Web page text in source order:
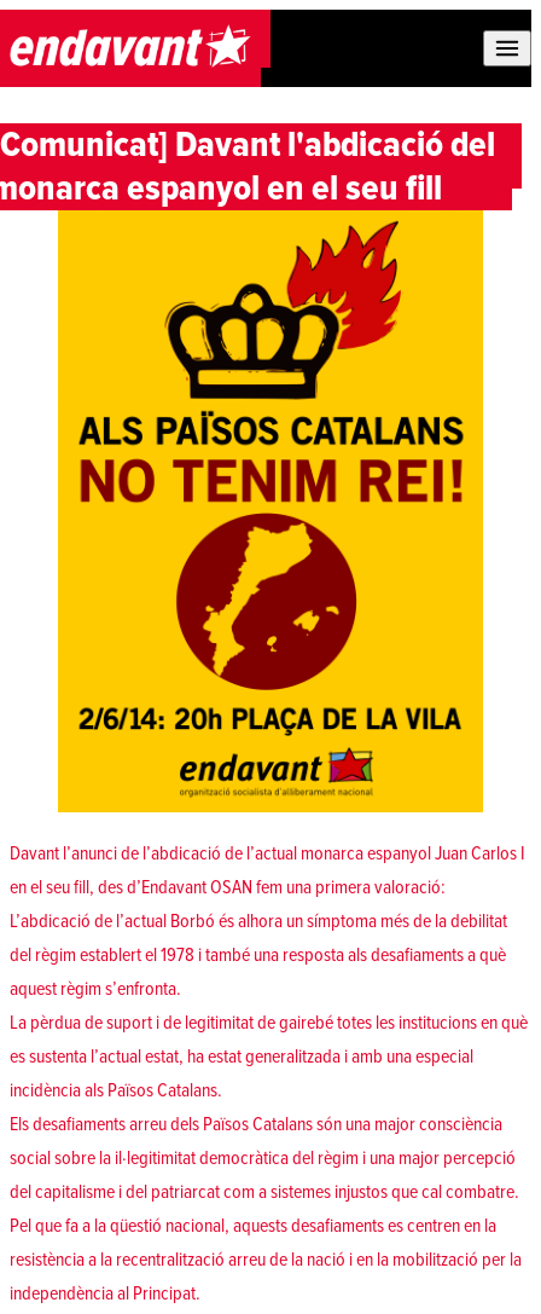
Skip to content
Davant l'abdicació del
espanyol en el seu fill
Davant l’anunci de l’abdicació de l’actual monarca espanyol Juan Carlos I
en el seu fill, des d’Endavant OSAN fem una primera valoració:
L’abdicació de l’actual Borbó és alhora un símptoma més de la debilitat
del règim establert el 1978 i també una resposta als desafiaments a què
aquest règim s’enfronta.
La pèrdua de suport i de legitimitat de gairebé totes les institucions en què
es sustenta l’actual estat, ha estat generalitzada i amb una especial
incidència als Països Catalans.
Els desafiaments arreu dels Països Catalans són una major consciència
social sobre la il·legitimitat democràtica del règim i una major percepció
del capitalisme i del patriarcat com a sistemes injustos que cal combatre.
Pel que fa a la qüestió nacional, aquests desafiaments es centren en la
resistència a la recentralització arreu de la nació i en la mobilització per la
independència al Principat.